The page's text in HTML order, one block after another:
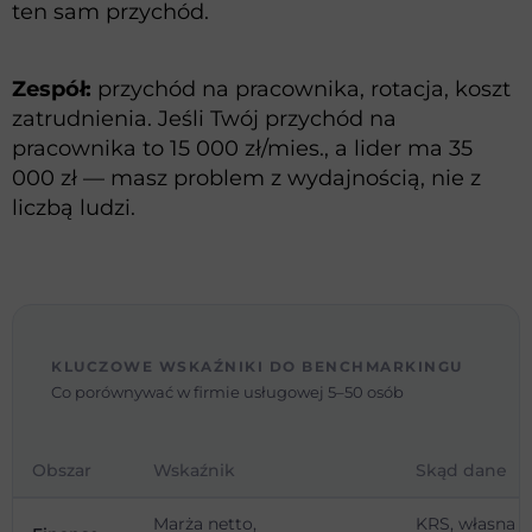
ten sam przychód.
Zespół: przychód na pracownika, rotacja, koszt
zatrudnienia. Jeśli Twój przychód na
pracownika to 15 000 zł/mies., a lider ma 35
000 zł — masz problem z wydajnością, nie z
liczbą ludzi.
KLUCZOWE WSKAŹNIKI DO BENCHMARKINGU
Co porównywać w firmie usługowej 5–50 osób
Obszar Wskaźnik Skąd dane
Marża netto, KRS, własna